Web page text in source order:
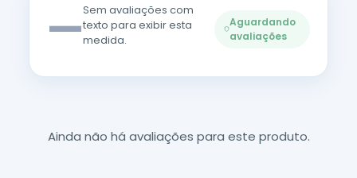
—Sem avaliações com
texto para exibir esta
medida.
Aguardando
avaliações
Ainda não há avaliações para este produto.